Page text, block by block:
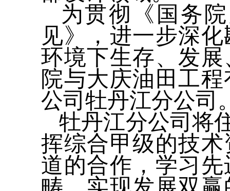
为贯彻《国务
见》，进一步深
环境下生存、发
院与大庆油田工
公司牡丹江分公司
牡丹江分公司将
挥综合甲级的技
道的合作，学习